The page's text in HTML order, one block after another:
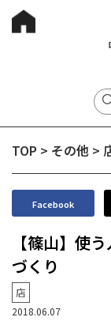
TOP > その他 >
Facebook
【篠山】使
づくり
店
2018.06.07